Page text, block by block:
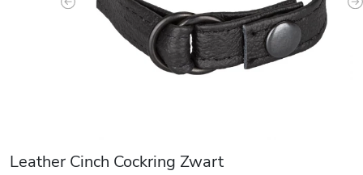
Previous
Leather Cinch Cockring Zwart